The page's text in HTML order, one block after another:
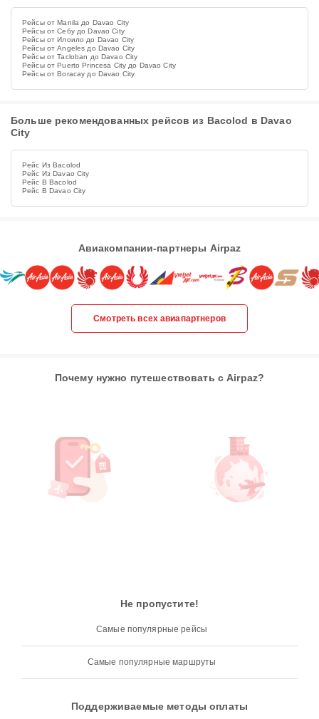
Рейсы от Manila до Davao City
Рейсы от Себу до Davao City
Рейсы от Илоило до Davao City
Рейсы от Angeles до Davao City
Рейсы от Tacloban до Davao City
Рейсы от Puerto Princesa City до Davao City
Рейсы от Boracay до Davao City
Больше рекомендованных рейсов из Bacolod в Davao
City
Рейс Из Bacolod
Рейс Из Davao City
Рейс В Bacolod
Рейс В Davao City
Авиакомпании-партнеры Airpaz
Смотреть всех авиапартнеров
Почему нужно путешествовать с Airpaz?
Не пропустите!
Самые популярные рейсы
Самые популярные маршруты
Поддерживаемые методы оплаты